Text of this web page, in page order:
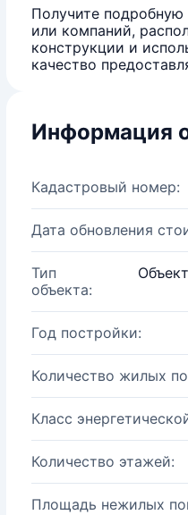
Получите
или компаний,
конструкции и
качество
Информация
Кадастровый номер:
Дата обновления
Тип
объекта:
Год постройки:
Количество жилых
Класс
Количество этажей:
Площадь нежилых